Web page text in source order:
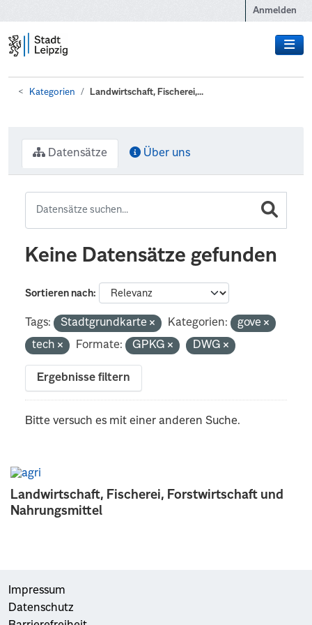
Anmelden
Kategorien Landwirtschaft, Fischerei,...
Landwirtschaft, Fischerei, Forstwirtschaft und
Nahrungsmittel
Datensätze Über uns
Keine Datensätze gefunden
Sortieren nach
Tags: Stadtgrundkarte Kategorien:
gove
tech
Formate: GPKG DWG
Ergebnisse filtern
Bitte versuch es mit einer anderen Suche.
Impressum
Datenschutz